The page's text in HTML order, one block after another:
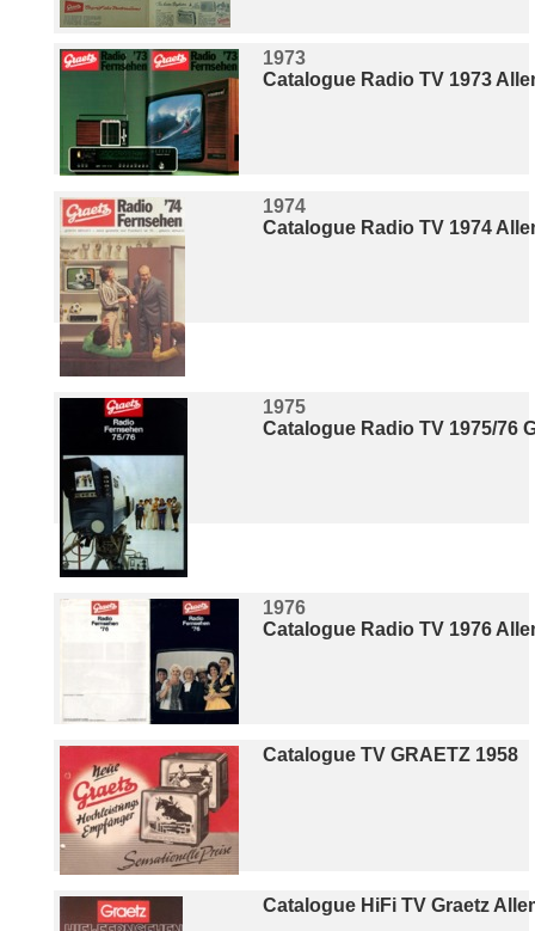
1973
Catalogue Radio TV 1973
1974
Catalogue Radio TV 1974
1975
Catalogue Radio TV 1975/76
1976
Catalogue Radio TV 1976
Catalogue TV GRAETZ 1958
Catalogue HiFi TV Graetz